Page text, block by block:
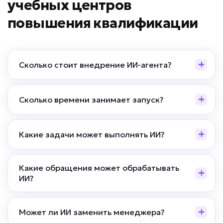
учебных центров
повышения квалификации
Сколько стоит внедрение ИИ-агента?
Сколько времени занимает запуск?
Какие задачи может выполнять ИИ?
Какие обращения может обрабатывать
ИИ?
Может ли ИИ заменить менеджера?